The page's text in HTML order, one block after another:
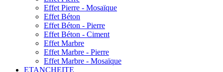
Effet Pierre - Mosaïque
Effet Béton
Effet Béton - Pierre
Effet Béton - Ciment
Effet Marbre
Effet Marbre - Pierre
Effet Marbre - Mosaïque
ETANCHEITE